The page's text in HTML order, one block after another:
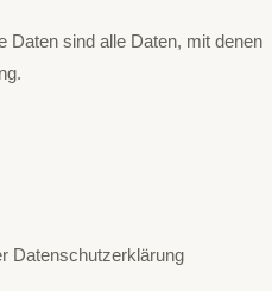
Daten sind alle Daten, mit denen
Datenschutzerklärung